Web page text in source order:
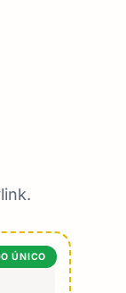
ÚNICO